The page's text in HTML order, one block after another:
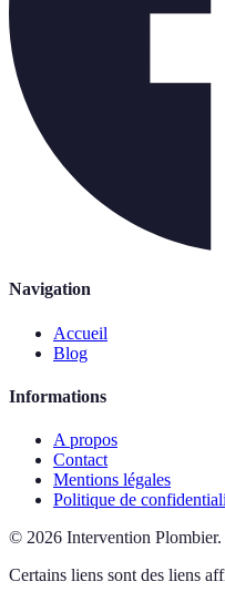
Navigation
Accueil
Blog
Informations
A propos
Contact
Mentions légales
Politique de
© 2026 Intervention Plombier.
Certains liens sont des liens